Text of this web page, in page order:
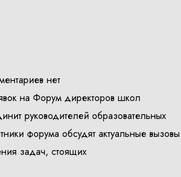
нет
на Форум директоров школ
руководителей образовательных
форума обсудят актуальные вызовы
задач, стоящих